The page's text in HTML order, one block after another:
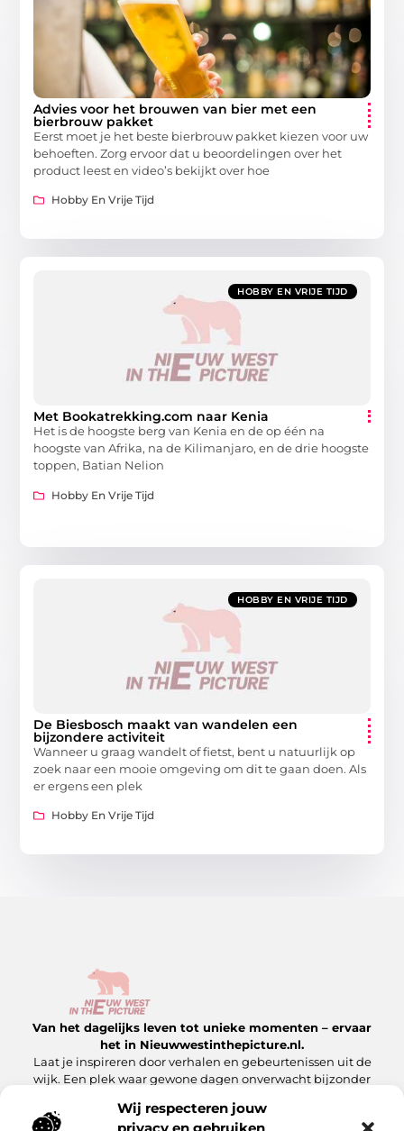
Wij respecteren jouw
privacy en gebruiken
Advies voor het brouwen van bier met een
bierbrouw pakket
Eerst moet je het beste bierbrouw pakket kiezen voor uw
behoeften. Zorg ervoor dat u beoordelingen over het
product leest en video’s bekijkt over hoe
Hobby En Vrije Tijd
HOBBY EN VRIJE TIJD
Met Bookatrekking.com naar Kenia
Het is de hoogste berg van Kenia en de op één na
hoogste van Afrika, na de Kilimanjaro, en de drie hoogste
toppen, Batian Nelion
Hobby En Vrije Tijd
HOBBY EN VRIJE TIJD
De Biesbosch maakt van wandelen een
bijzondere activiteit
Wanneer u graag wandelt of fietst, bent u natuurlijk op
zoek naar een mooie omgeving om dit te gaan doen. Als
er ergens een plek
Hobby En Vrije Tijd
Van het dagelijks leven tot unieke momenten – ervaar
het in Nieuwwestinthepicture.nl.
Laat je inspireren door verhalen en gebeurtenissen uit de
wijk. Een plek waar gewone dagen onverwacht bijzonder